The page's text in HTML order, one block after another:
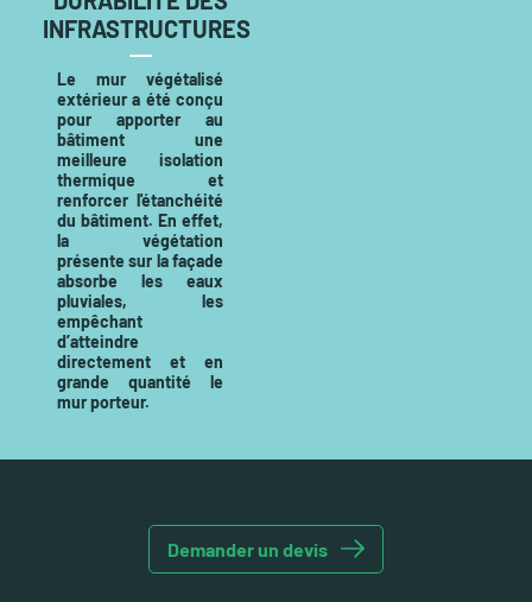
INFRASTRUCTURES
Le mur végétalisé
extérieur a été conçu
pour apporter au
bâtiment une
meilleure isolation
thermique et
renforcer l'étanchéité
du bâtiment. En effet,
la végétation
présente sur la façade
absorbe les eaux
pluviales, les
empêchant
d’atteindre
directement et en
grande quantité le
mur porteur.
Demander un devis